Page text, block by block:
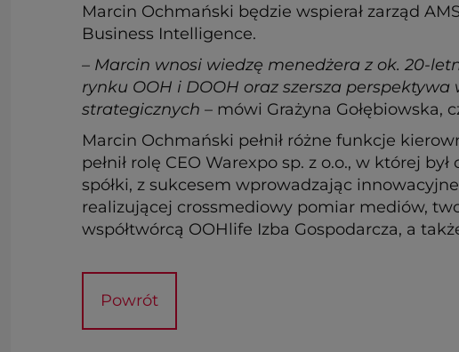
Marcin Ochmański będzie wspierał zarząd
Business Intelligence.
– Marcin wnosi wiedzę menedżera z ok. 20-
rynku OOH i DOOH oraz szersza
strategicznych – mówi Grażyna Gołębiowska,
Marcin Ochmański pełnił różne funkcje
pełnił rolę CEO Warexpo sp. z o.o., w której
spółki, z sukcesem wprowadzając
realizującej crossmediowy pomiar mediów,
współtwórcą OOHlife Izba Gospodarcza, a
Powrót